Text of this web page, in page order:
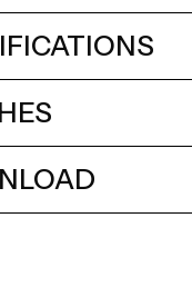
column with
Kits and